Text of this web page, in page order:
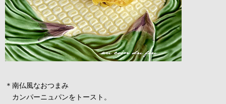
＊南仏風なおつまみ
カンパーニュパンをトースト。